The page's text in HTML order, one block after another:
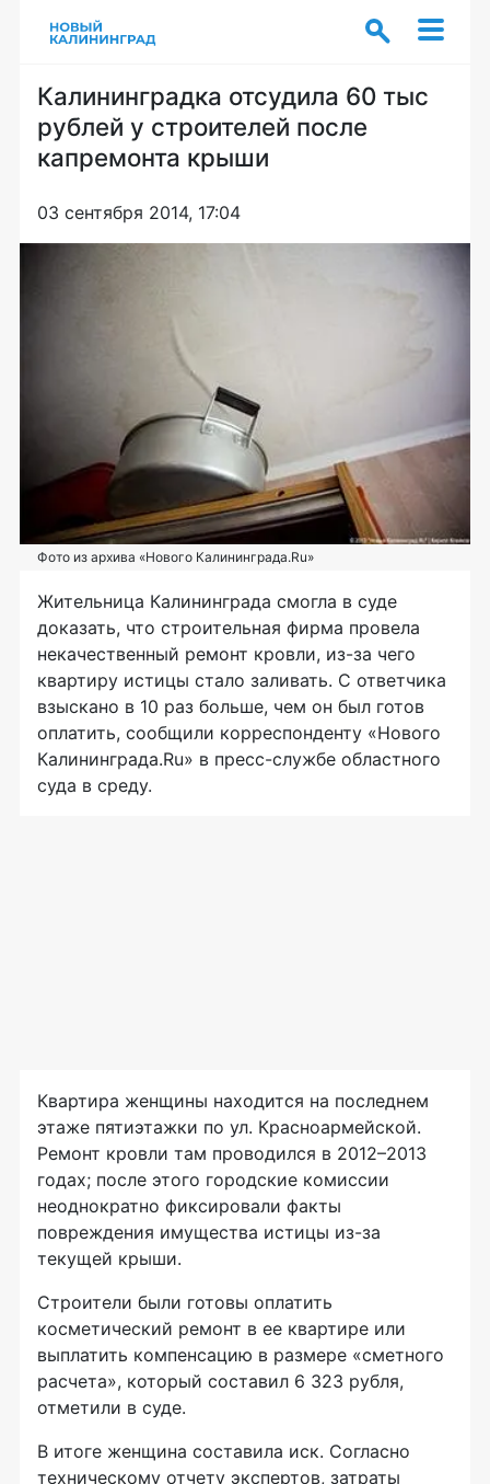
Калининградка отсудила 60 тыс
рублей у строителей после
капремонта крыши
03 сентября 2014, 17:04
Фото из архива «Нового Калининграда.Ru»
Жительница Калининграда смогла в суде
доказать, что строительная фирма провела
некачественный ремонт кровли, из-за чего
квартиру истицы стало заливать. С ответчика
взыскано в 10 раз больше, чем он был готов
оплатить, сообщили корреспонденту «Нового
Калининграда.Ru» в пресс-службе областного
суда в среду.
Квартира женщины находится на последнем
этаже пятиэтажки по ул. Красноармейской.
Ремонт кровли там проводился в 2012–2013
годах; после этого городские комиссии
неоднократно фиксировали факты
повреждения имущества истицы из-за
текущей крыши.
Строители были готовы оплатить
косметический ремонт в ее квартире или
выплатить компенсацию в размере «сметного
расчета», который составил 6 323 рубля,
отметили в суде.
В итоге женщина составила иск. Согласно
техническому отчету экспертов, затраты